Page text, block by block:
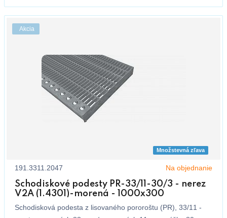
Akcia
Množstevná zľava
191.3311.2047 Na objednanie
Schodiskové podesty PR-33/11-30/3 - nerez
V2A (1.4301)-morená - 1000x300
Schodisková podesta z lisovaného pororoštu (PR), 33/11 -